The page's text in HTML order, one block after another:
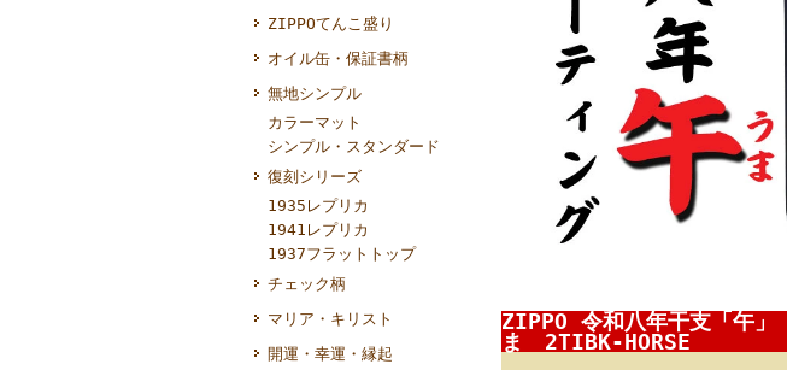
ZIPPOてんこ盛り
オイル缶・保証書柄
無地シンプル
カラーマット
シンプル・スタンダード
復刻シリーズ
1935レプリカ
1941レプリカ
1937フラットトップ
チェック柄
マリア・キリスト
開運・幸運・縁起
ZIPPO 令和八年干支「午
ま 2TIBK-HORSE